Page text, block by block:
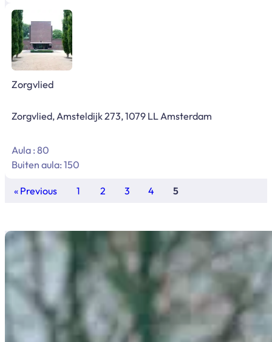
Zorgvlied
Zorgvlied, Amsteldijk 273, 1079 LL Amsterdam
Aula : 80
Buiten aula: 150
« Previous 1 2 3 4 5